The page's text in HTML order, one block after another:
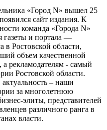
«Город N» вышел 25
сайт издания. К
команда «Города N»
газеты и портала —
в Ростовской области,
объем качественной
рекламодателям - самый
Ростовской области.
– наши
за многолетнюю
элиты, представителей
различного ранга в
власти.